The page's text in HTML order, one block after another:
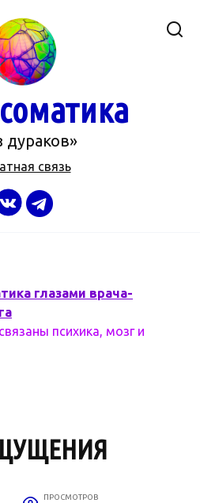
дураков»
связь
глазами врача-
психика, мозг и
ПРОСМОТРОВ